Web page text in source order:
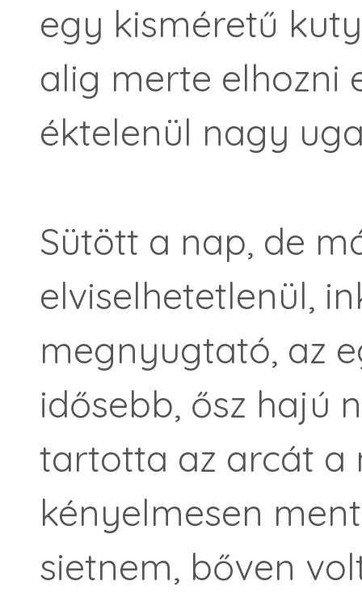
egy kisméretű
alig merte elhozni
éktelenül nagy
Sütött a nap, de
elviselhetetlenül,
megnyugtató, az
idősebb, ősz hajú
tartotta az arcát a
kényelmesen
sietnem, bőven